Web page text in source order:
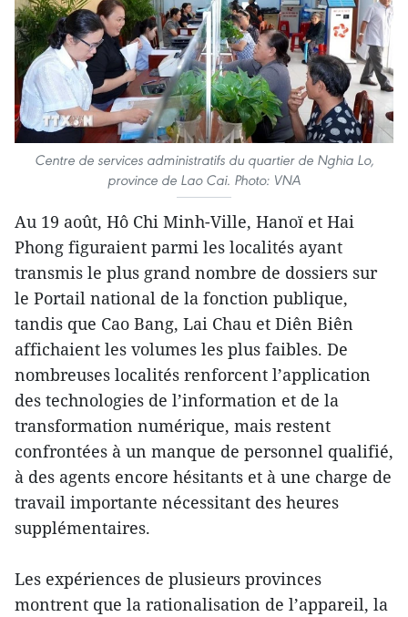
Centre de services administratifs du quartier de Nghia Lo,
province de Lao Cai. Photo: VNA
Au 19 août, Hô Chi Minh-Ville, Hanoï et Hai
Phong figuraient parmi les localités ayant
transmis le plus grand nombre de dossiers sur
le Portail national de la fonction publique,
tandis que Cao Bang, Lai Chau et Diên Biên
affichaient les volumes les plus faibles. De
nombreuses localités renforcent l’application
des technologies de l’information et de la
transformation numérique, mais restent
confrontées à un manque de personnel qualifié,
à des agents encore hésitants et à une charge de
travail importante nécessitant des heures
supplémentaires.
Les expériences de plusieurs provinces
montrent que la rationalisation de l’appareil, la